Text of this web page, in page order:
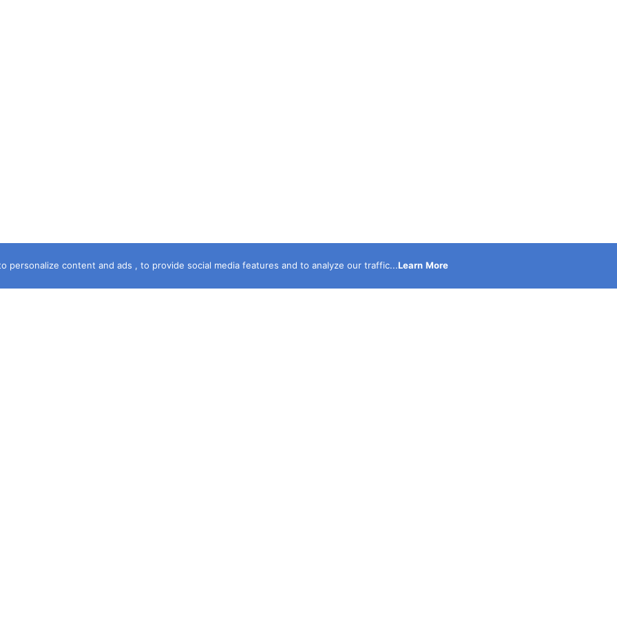
personalize content and ads , to provide social media features and to analyze our traffic...Learn More